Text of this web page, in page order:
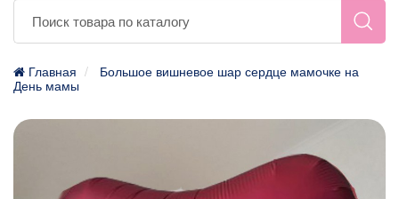
Главная
Большое вишневое шар сердце мамочке на
День мамы